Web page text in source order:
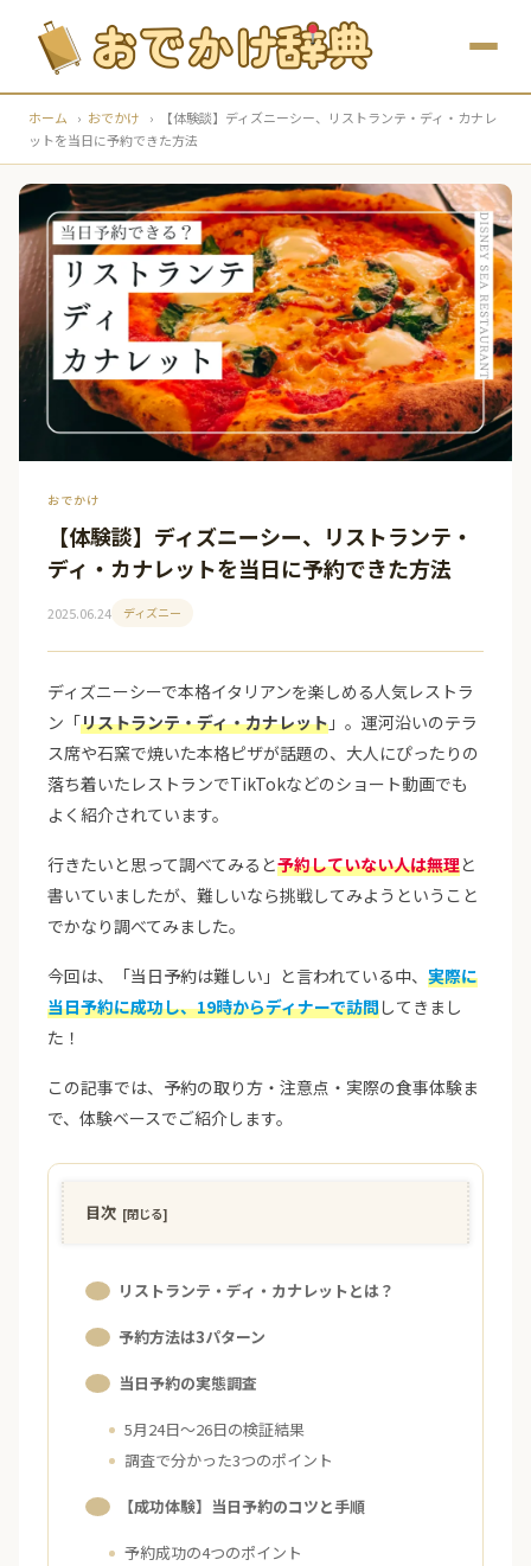
ホーム › おでかけ ›
【体験談】ディズニーシー、リストランテ・ディ・カナレ
ットを当日に予約できた方法
おでかけ
【体験談】ディズニーシー、リストランテ・
ディ・カナレットを当日に予約できた方法
2025.06.24 ディズニー
ディズニーシーで本格イタリアンを楽しめる人気レストラ
ン「リストランテ・ディ・カナレット 」。運河沿いのテラ
ス席や石窯で焼いた本格ピザが話題の、大人にぴったりの
落ち着いたレストランでTikTokなどのショート動画でも
よく紹介されています。
行きたいと思って調べてみると予約していない人は無理と
書いていましたが、難しいなら挑戦してみようということ
でかなり調べてみました。
今回は、「当日予約は難しい」と言われている中、 実際に
当日予約に成功し、19時からディナーで訪問してきまし
た！
この記事では、予約の取り方・注意点・実際の食事体験ま
で、体験ベースでご紹介します。
目次
リストランテ・ディ・カナレットとは？
予約方法は3パターン
当日予約の実態調査
5月24日〜26日の検証結果
調査で分かった3つのポイント
【成功体験】当日予約のコツと手順
予約成功の4つのポイント